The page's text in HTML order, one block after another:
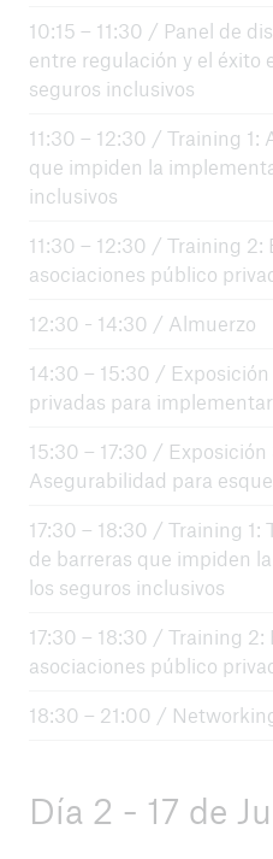
10:15 – 11:30 / Panel de
entre regulación y el éxito
seguros inclusivos
11:30 – 12:30 / Training 1:
que impiden la
inclusivos
11:30 – 12:30 / Training
asociaciones público
12:30 - 14:30 / Almuerzo
14:30 – 15:30 /
privadas para
15:30 – 17:30 /
Asegurabilidad para
17:30 – 18:30 / Training 1:
de barreras que impiden
los seguros inclusivos
17:30 – 18:30 / Training
asociaciones público
18:30 – 21:00 /
Día 2 - 17 de